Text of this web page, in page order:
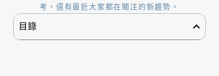
考，還有最近大家都在關注的新趨勢。
目錄